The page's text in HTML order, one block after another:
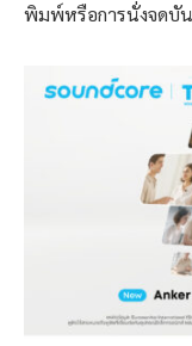
พิมพ์หรือการนั่งจดบั